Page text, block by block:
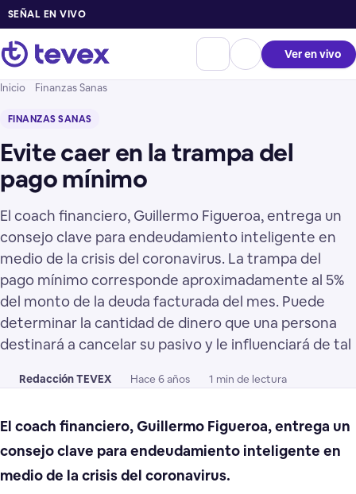
SEÑAL EN VIVO
Ver en vivo
Inicio Finanzas Sanas
FINANZAS SANAS
Evite caer en la trampa del
pago mínimo
El coach financiero, Guillermo Figueroa, entrega un
consejo clave para endeudamiento inteligente en
medio de la crisis del coronavirus. La trampa del
pago mínimo corresponde aproximadamente al 5%
del monto de la deuda facturada del mes. Puede
determinar la cantidad de dinero que una persona
destinará a cancelar su pasivo y le influenciará de tal
Redacción TEVEX Hace 6 años 1 min de lectura
El coach financiero, Guillermo Figueroa, entrega un
consejo clave para endeudamiento inteligente en
medio de la crisis del coronavirus.